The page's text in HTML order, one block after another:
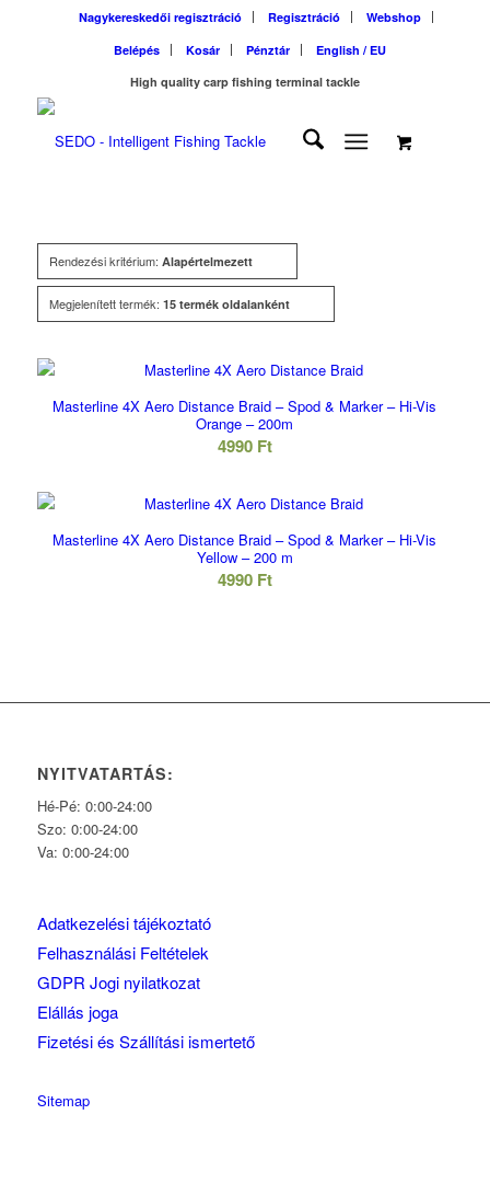
Nagykereskedői regisztráció Regisztráció
Webshop
Belépés
Kosár Pénztár
English / EU
High quality carp fishing terminal tackle
Rendezési kritérium: Alapértelmezett
Megjelenített termék: 15 termék oldalanként
Masterline 4X Aero Distance Braid – Spod & Marker – Hi-Vis
Orange – 200m
4990 Ft
Masterline 4X Aero Distance Braid – Spod & Marker – Hi-Vis
Yellow – 200 m
4990 Ft
NYITVATARTÁS:
Hé-Pé: 0:00-24:00
Szo: 0:00-24:00
Va: 0:00-24:00
Adatkezelési tájékoztató
Felhasználási Feltételek
GDPR Jogi nyilatkozat
Elállás joga
Fizetési és Szállítási ismertető
Sitemap